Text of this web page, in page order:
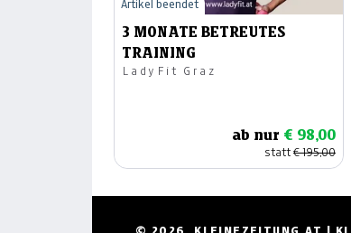
3 MONATE BETREUTES
TRAINING
LadyFit Graz
ab nur € 98,00
statt€ 195,00
Artikel beendet